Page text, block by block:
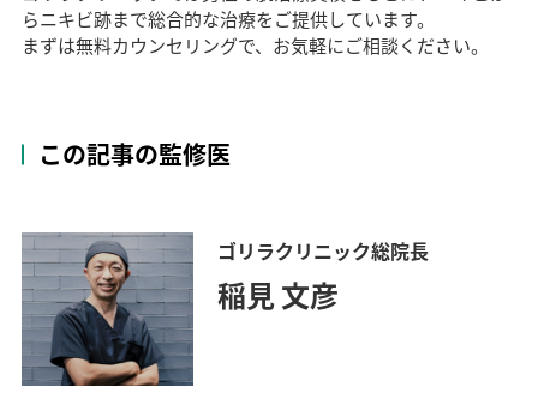
らニキビ跡まで総合的な治療をご提供しています。
まずは無料カウンセリングで、お気軽にご相談ください。
この記事の監修医
ゴリラクリニック総院長
稲見 文彦